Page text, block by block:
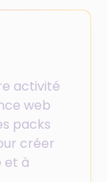
activité
web
packs
créer
et à